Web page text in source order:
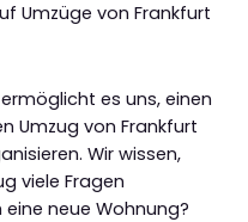
Umzüge von Frankfurt
es uns, einen
Umzug von Frankfurt
Wir wissen,
viele Fragen
neue Wohnung?